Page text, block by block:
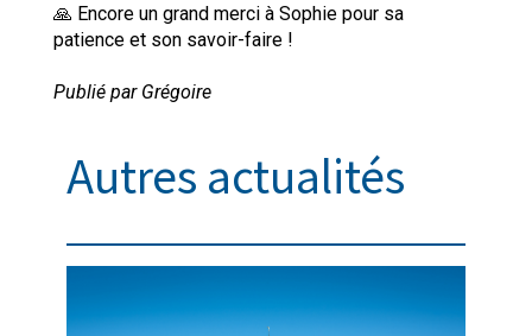
🙏 Encore un grand merci à Sophie pour sa
patience et son savoir-faire !
Publié par Grégoire
Autres actualités